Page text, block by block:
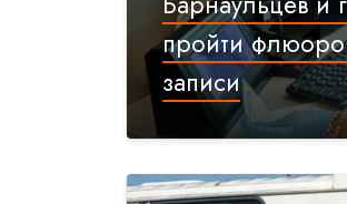
пройти
записи